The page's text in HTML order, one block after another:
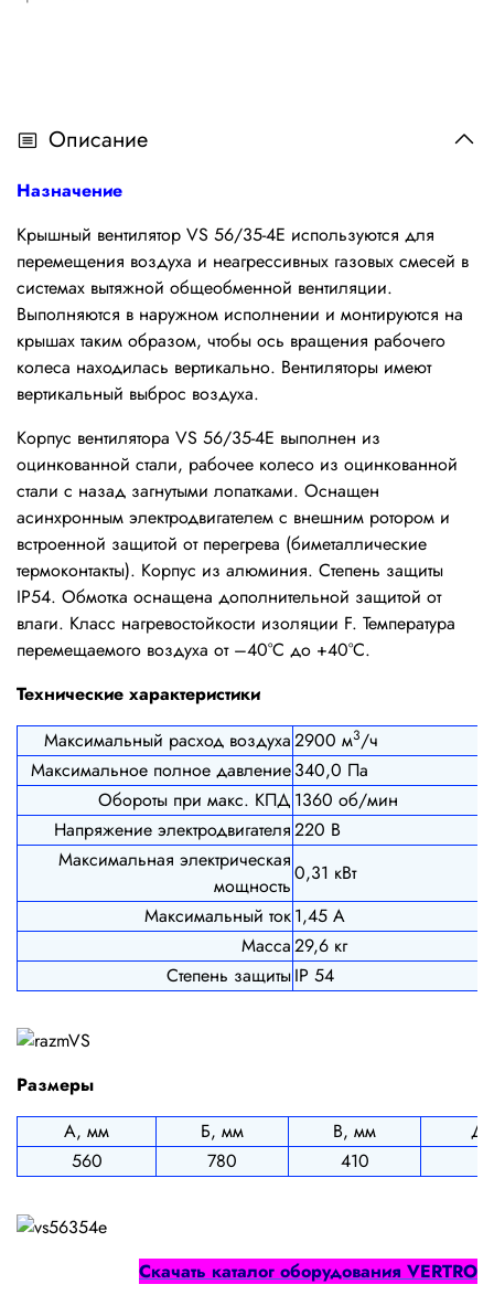
Описание
Назначение
Крышный вентилятор VS 56/35-4E используются для
перемещения воздуха и неагрессивных газовых смесей в
системах вытяжной общеобменной вентиляции.
Выполняются в наружном исполнении и монтируются на
крышах таким образом, чтобы ось вращения рабочего
колеса находилась вертикально. Вентиляторы имеют
вертикальный выброс воздуха.
Корпус вентилятора VS 56/35-4E выполнен из
оцинкованной стали, рабочее колесо из оцинкованной
стали с назад загнутыми лопатками. Оснащен
асинхронным электродвигателем с внешним ротором и
встроенной защитой от перегрева (биметаллические
термоконтакты). Корпус из алюминия. Степень защиты
IP54. Обмотка оснащена дополнительной защитой от
влаги. Класс нагревостойкости изоляции F. Температура
перемещаемого воздуха от –40°С до +40°С.
Технические характеристики
Максимальный расход воздуха2900 м3/ч
Максимальное полное давление340,0 Па
Обороты при макс. КПД 1360 об/мин
Напряжение электродвигателя220 В
Максимальная электрическая
мощность
0,31 кВт
Максимальный ток1,45 А
Масса29,6 кг
Степень защитыIP 54
Размеры
А, мм
Б, мм В, мм
Д,
560
780 410
Cкачать каталог оборудования VERTRO